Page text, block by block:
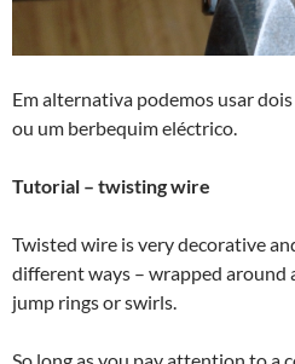
Em alternativa podemos usar
ou um berbequim eléctrico.
Tutorial – twisting wire
Twisted wire is very decorative
different ways – wrapped around
jump rings or swirls.